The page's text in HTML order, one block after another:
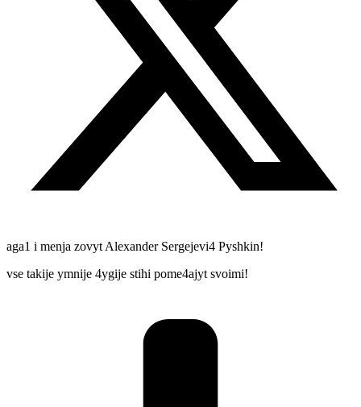
aga1 i menja zovyt Alexander Sergejevi4 Pyshkin!
vse takije ymnije 4ygije stihi pome4ajyt svoimi!